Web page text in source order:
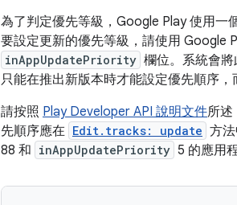
為了判定優先等級，Google Play 使用一
要設定更新的優先等級，請使用 Google
inAppUpdatePriority 欄位。系統會
只能在推出新版本時才能設定優先順序，
請按照 Play Developer API 說明文件所述
先順序應在 Edit.tracks: update 方
88 和 inAppUpdatePriority 5 的應用